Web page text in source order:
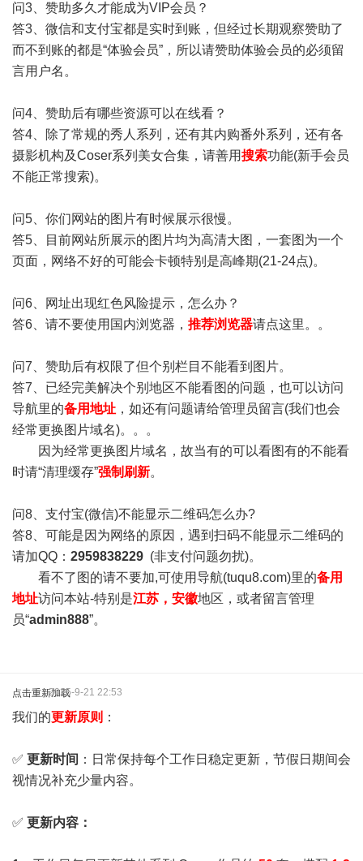
问3、赞助多久才能成为VIP会员？
答3、微信和支付宝都是实时到账，但经过长期观察赞助了
而不到账的都是“体验会员”，所以请赞助体验会员的必须留
言用户名。
问4、赞助后有哪些资源可以在线看？
答4、除了常规的秀人系列，还有其内购番外系列，还有各
摄影机构及Coser系列美女合集，请善用搜索功能(新手会员
不能正常搜索)。
问5、你们网站的图片有时候展示很慢。
答5、目前网站所展示的图片均为高清大图，一套图为一个
页面，网络不好的可能会卡顿特别是高峰期(21-24点)。
问6、网址出现红色风险提示，怎么办？
答6、请不要使用国内浏览器， 推荐浏览器请点这里。。
问7、赞助后有权限了但个别栏目不能看到图片。
答7、已经完美解决个别地区不能看图的问题，也可以访问
导航里的备用地址 ，如还有问题请给管理员留言(我们也会
经常更换图片域名)。。。
因为经常更换图片域名，故当有的可以看图有的不能看
时请“清理缓存”强制刷新。
问8、支付宝(微信)不能显示二维码怎么办?
答8、可能是因为网络的原因，遇到扫码不能显示二维码的
请加QQ： 2959838229 (非支付问题勿扰)。
看不了图的请不要加,可使用导航(tuqu8.com)里的备用
地址访问本站-特别是江苏，安徽地区，或者留言管理
员“admin888”。
点击重新加载2025-9-21 22:53
我们的更新原则 ：
✅ 更新时间 ：日常保持每个工作日稳定更新，节假日期间会
视情况补充少量内容。
✅ 更新内容：